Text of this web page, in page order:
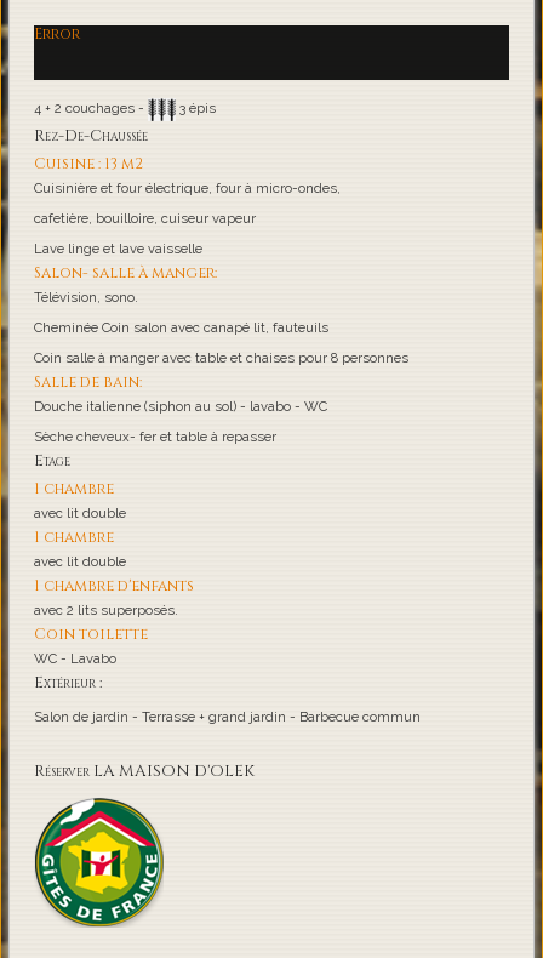
Error
4 + 2 couchages - 3 épis
Rez-De-Chaussée
Cuisine : 13 m2
Cuisinière et four électrique, four à micro-ondes,
cafetière, bouilloire, cuiseur vapeur
Lave linge et lave vaisselle
Salon- salle à manger:
Télévision, sono.
Cheminée Coin salon avec canapé lit, fauteuils
Coin salle à manger avec table et chaises pour 8 personnes
Salle de bain:
Douche italienne (siphon au sol) - lavabo - WC
Sèche cheveux- fer et table à repasser
Etage
1 chambre
avec lit double
1 chambre
avec lit double
1 chambre d'enfants
avec 2 lits superposés.
Coin toilette
WC - Lavabo
Extérieur :
Salon de jardin - Terrasse + grand jardin - Barbecue commun
Réserver LA MAISON D'OLEK